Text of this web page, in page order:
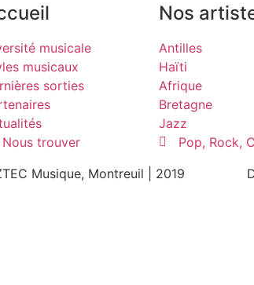
musicale
musicaux
sorties
Nous trouver
Nos
Antilles
Haïti
Afrique
Bretagne
Jazz
Pop, Rock,
Musique, Montreuil | 2019